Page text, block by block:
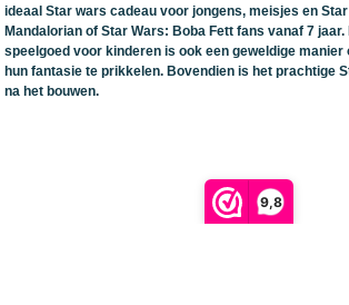
9,8
ideaal Star wars cadeau voor jongens, meisjes en
Mandalorian of Star Wars: Boba Fett fans vanaf 7
speelgoed voor kinderen is ook een geweldige manier
hun fantasie te prikkelen. Bovendien is het prachtige
na het bouwen.